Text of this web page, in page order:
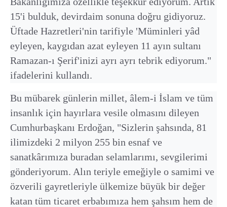
15'i bulduk, devirdaim sonuna doğru gidiyoruz.
Üftade Hazretleri'nin tarifiyle 'Müminleri yâd
eyleyen, kaygıdan azat eyleyen 11 ayın sultanı
Ramazan-ı Şerif'inizi ayrı ayrı tebrik ediyorum."
ifadelerini kullandı.
Bu mübarek günlerin millet, âlem-i İslam ve tüm
insanlık için hayırlara vesile olmasını dileyen
Cumhurbaşkanı Erdoğan, "Sizlerin şahsında, 81
ilimizdeki 2 milyon 255 bin esnaf ve
sanatkârımıza buradan selamlarımı, sevgilerimi
gönderiyorum. Alın teriyle emeğiyle o samimi ve
özverili gayretleriyle ülkemize büyük bir değer
katan tüm ticaret erbabımıza hem şahsım hem de